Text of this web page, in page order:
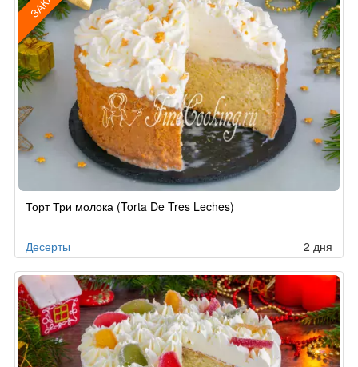
по
Торт Три молока (Torta De Tres Leches)
Десерты 2 дня